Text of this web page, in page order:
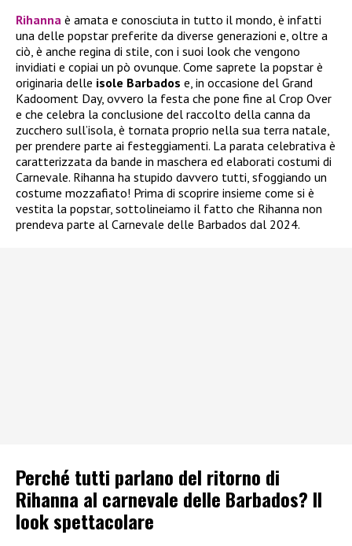
Rihanna è amata e conosciuta in tutto il mondo, è infatti
una delle popstar preferite da diverse generazioni e, oltre a
ciò, è anche regina di stile, con i suoi look che vengono
invidiati e copiai un pò ovunque. Come saprete la popstar è
originaria delle isole Barbados e, in occasione del Grand
Kadooment Day, ovvero la festa che pone fine al Crop Over
e che celebra la conclusione del raccolto della canna da
zucchero sull’isola, è tornata proprio nella sua terra natale,
per prendere parte ai festeggiamenti. La parata celebrativa è
caratterizzata da bande in maschera ed elaborati costumi di
Carnevale. Rihanna ha stupido davvero tutti, sfoggiando un
costume mozzafiato! Prima di scoprire insieme come si è
vestita la popstar, sottolineiamo il fatto che Rihanna non
prendeva parte al Carnevale delle Barbados dal 2024.
Perché tutti parlano del ritorno di
Rihanna al carnevale delle Barbados? Il
look spettacolare